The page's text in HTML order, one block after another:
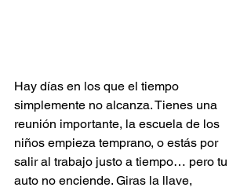
Hay días en los que el tiempo
simplemente no alcanza. Tienes una
reunión importante, la escuela de los
niños empieza temprano, o estás por
salir al trabajo justo a tiempo… pero tu
auto no enciende. Giras la llave,